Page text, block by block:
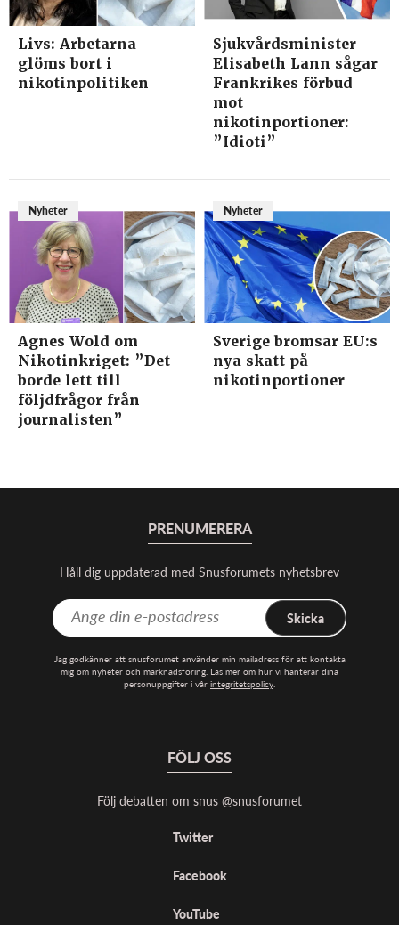
Livs: Arbetarna
glöms bort i
nikotinpolitiken
Sjukvårdsminister
Elisabeth Lann sågar
Frankrikes förbud
mot
nikotinportioner:
”Idioti”
Nyheter
Agnes Wold om
Nikotinkriget: ”Det
borde lett till
följdfrågor från
journalisten”
Nyheter
Sverige bromsar EU:s
nya skatt på
nikotinportioner
PRENUMERERA
Håll dig uppdaterad med Snusforumets nyhetsbrev
Skicka
Jag godkänner att snusforumet använder min mailadress för att kontakta
mig om nyheter och marknadsföring. Läs mer om hur vi hanterar dina
personuppgifter i vår integritetspolicy.
FÖLJ OSS
Följ debatten om snus @snusforumet
Twitter
Facebook
YouTube